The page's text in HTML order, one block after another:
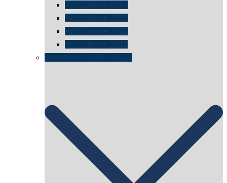
Art Cologne 2014
Art Cologne 2013
Art Cologne 2012
Art Cologne 2011
documenta 1987 – 2022